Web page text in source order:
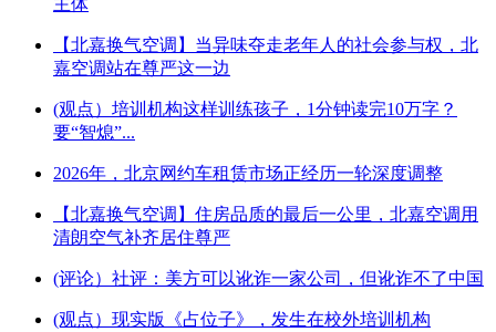
【北嘉换气空调】当异味夺走老年人的社会参与权，北
嘉空调站在尊严这一边
(观点）培训机构这样训练孩子，1分钟读完10万字？
要“智熄”...
2026年，北京网约车租赁市场正经历一轮深度调整
【北嘉换气空调】住房品质的最后一公里，北嘉空调用
清朗空气补齐居住尊严
(评论）社评：美方可以讹诈一家公司，但讹诈不了中国
(观点）现实版《占位子》，发生在校外培训机构